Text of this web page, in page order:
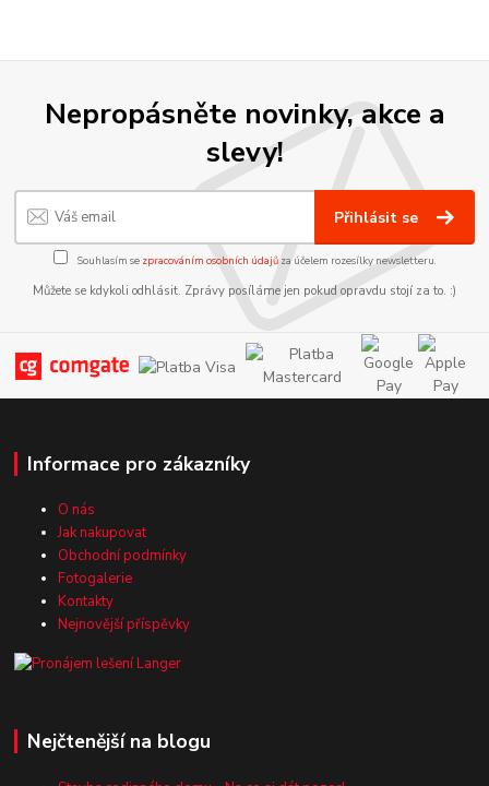
Nepropásněte novinky, akce a
slevy!
Přihlásit se
Souhlasím se zpracováním osobních údajůza účelem rozesílky newsletteru.
Můžete se kdykoli odhlásit. Zprávy posíláme jen pokud opravdu stojí za to. :)
Informace pro zákazníky
O nás
Jak nakupovat
Obchodní podmínky
Fotogalerie
Kontakty
Nejnovější příspěvky
Nejčtenější na blogu